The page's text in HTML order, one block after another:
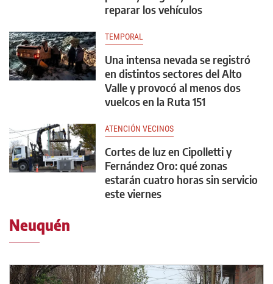
reparar los vehículos
TEMPORAL
Una intensa nevada se registró
en distintos sectores del Alto
Valle y provocó al menos dos
vuelcos en la Ruta 151
ATENCIÓN VECINOS
Cortes de luz en Cipolletti y
Fernández Oro: qué zonas
estarán cuatro horas sin servicio
este viernes
Neuquén